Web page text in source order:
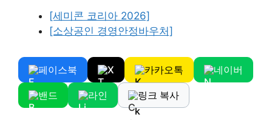
[세미콘 코리아 2026]
[소상공인 경영안정바우처]
페이스북 X 카카오톡 네이버
밴드 라인 링크 복사